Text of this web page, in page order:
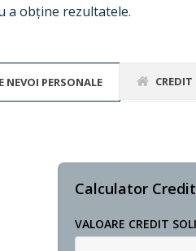
a obține rezultatele.
NEVOI PERSONALE
Calculator
VALOARE CREDIT